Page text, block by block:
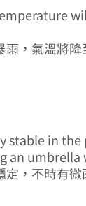
，氣溫將降
in the
an umbrella
，不時有微